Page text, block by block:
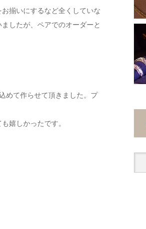
揃いにするなど全くしていな
したが、ペアでのオーダーと
めて作らせて頂きました。プ
嬉しかったです。